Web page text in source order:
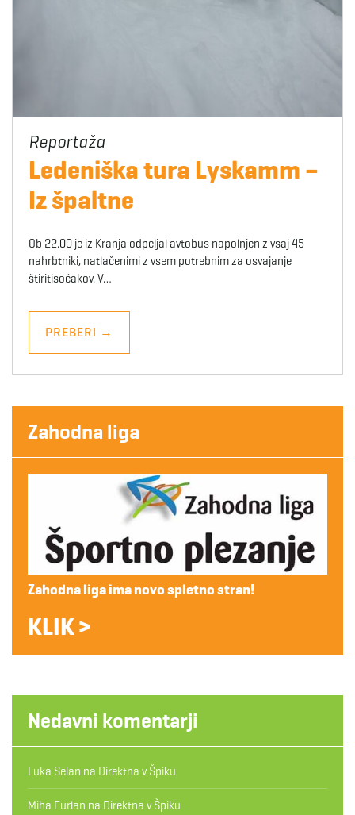
Ledeniška tura Lyskamm –
Iz špaltne
Ob 22.00 je iz Kranja odpeljal avtobus napolnjen z vsaj 45
nahrbtniki, natlačenimi z vsem potrebnim za osvajanje
štiritisočakov. V…
PREBERI →
Zahodna liga
Zahodna liga ima novo spletno stran!
KLIK >
Nedavni komentarji
Luka Selan na Direktna v Špiku
Miha Furlan na Direktna v Špiku